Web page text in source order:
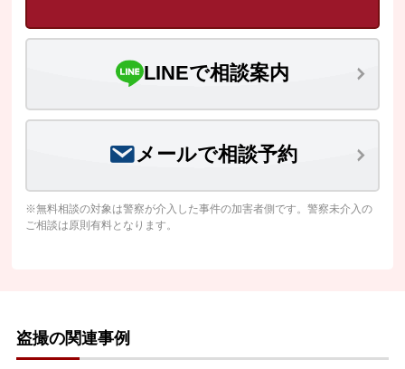
LINEで相談案内
メールで相談予約
※無料相談の対象は警察が介入した事件の加害者側です。警察未介入の
ご相談は原則有料となります。
盗撮の関連事例